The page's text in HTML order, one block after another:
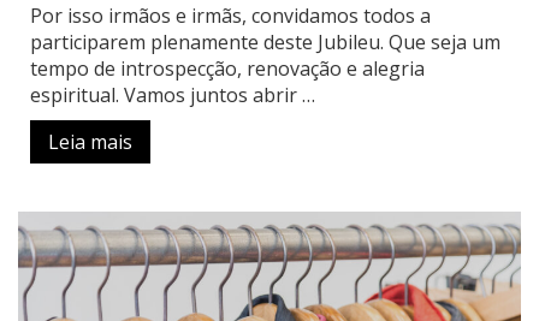
Por isso irmãos e irmãs, convidamos todos a
participarem plenamente deste Jubileu. Que seja um
tempo de introspecção, renovação e alegria
espiritual. Vamos juntos abrir …
Leia mais